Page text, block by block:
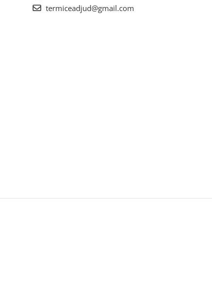
termiceadjud@gmail.com